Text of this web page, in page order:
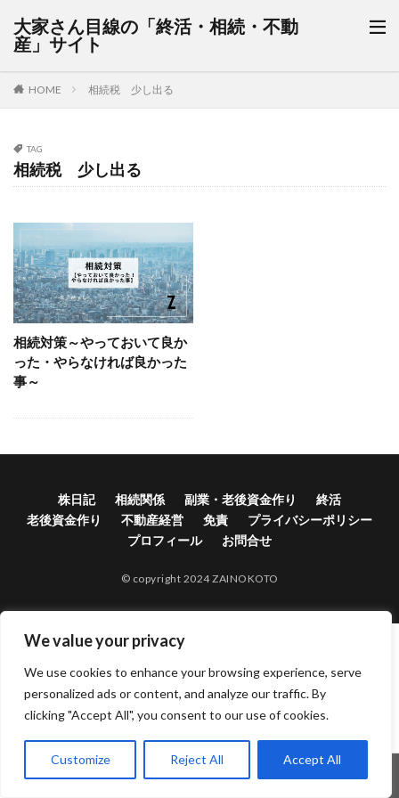
We value your privacy
We use cookies to enhance your browsing experience, serve
personalized ads or content, and analyze our traffic. By
clicking "Accept All", you consent to our use of cookies.
Customize Reject All Accept All
大家さん目線の「終活・相続・不動
産」サイト
HOME 相続税 少し出る
TAG
相続税 少し出る
相続対策～やっておいて良か
った・やらなければ良かった
事～
株日記 相続関係 副業・老後資金作り
終活
老後資金作り
不動産経営 免責
プライバシーポリシー
プロフィール
お問合せ
© copyright 2024 ZAINOKOTO